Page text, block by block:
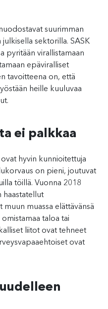
suurimman
sektorilla. SASK
pyritään virallistamaan
epäviralliset
tavoitteena on, että
heille kuuluvaa
ei palkkaa
hyvin kunnioitettuja
on pieni, joutuvat
töillä. Vuonna 2018
haastatellut
muassa elättävänsä
taloa tai
liitot ovat tehneet
ovat